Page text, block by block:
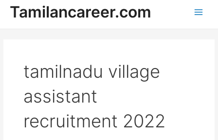
content
Tamilancareer.com
tamilnadu village
assistant
recruitment 2022